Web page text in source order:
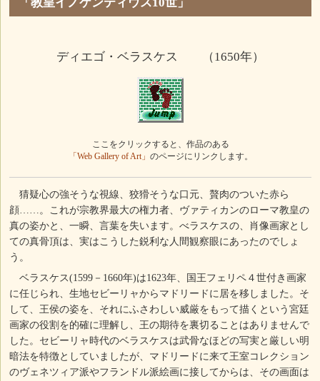
ディエゴ・ベラスケス （1650年）
ここをクリックすると、作品のある
「Web Gallery of Art」 のページにリンクします。
猜疑心の強そうな視線、狡猾そうな口元、贅肉のついた赤ら
顔……。これが宗教界最大の権力者、ヴァティカンのローマ教皇の
真の姿かと、一瞬、言葉を失います。べラスケスの、肖像画家とし
ての真骨頂は、実はこうした鋭利な人間観察眼にあったのでしょ
う。
ベラスケス(1599－1660年)は1623年、国王フェリペ４世付き画家
に任じられ、生地セビーリャからマドリードに居を移しました。そ
して、王侯の姿を、それにふさわしい威厳をもって描くという宮廷
画家の役割を的確に理解し、王の期待を裏切ることはありませんで
した。セビーリャ時代のベラスケスは武骨なほどの写実と厳しい明
暗法を特徴としていましたが、マドリードに来て王室コレクション
のヴェネツィア派やフランドル派絵画に接してからは、その画面は